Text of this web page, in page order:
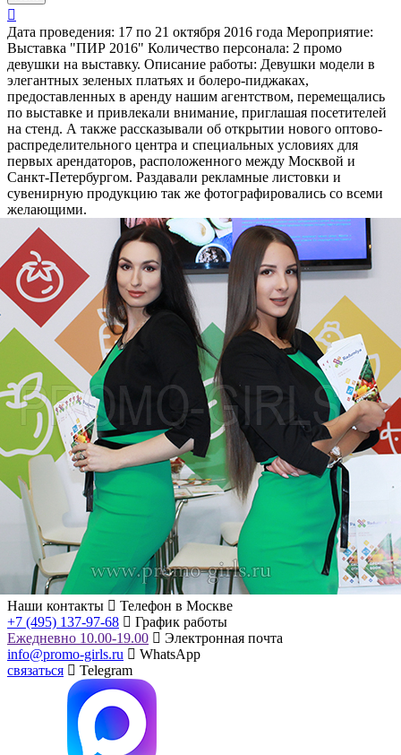
Дата проведения: 17 по 21 октября 2016 года Мероприятие:
Выставка "ПИР 2016" Количество персонала: 2 промо
девушки на выставку. Описание работы: Девушки модели в
элегантных зеленых платьях и болеро-пиджаках,
предоставленных в аренду нашим агентством, перемещались
по выставке и привлекали внимание, приглашая посетителей
на стенд. А также рассказывали об открытии нового оптово-
распределительного центра и специальных условиях для
первых арендаторов, расположенного между Москвой и
Санкт-Петербургом. Раздавали рекламные листовки и
сувенирную продукцию так же фотографировались со всеми
желающими.
Наши контакты
Телефон в Москве
+7 (495) 137-97-68
График работы
Ежедневно 10.00-19.00
Электронная почта
info@promo-girls.ru
WhatsApp
связаться
Telegram